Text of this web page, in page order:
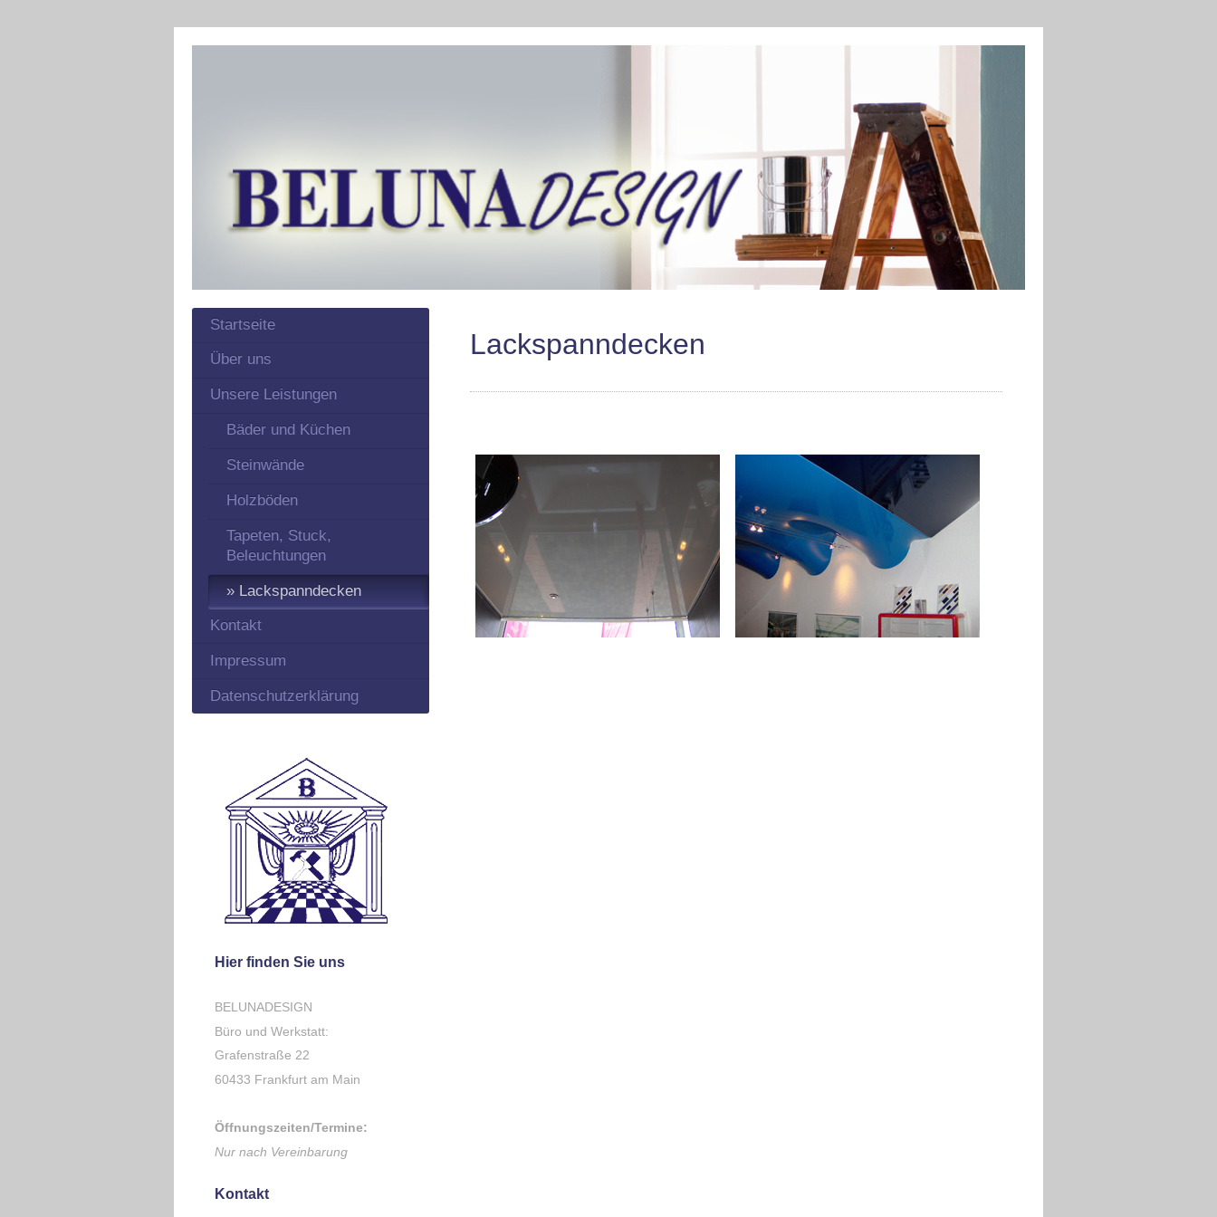
Lackspanndecken
Startseite
Über uns
Unsere Leistungen
Bäder und Küchen
Steinwände
Holzböden
Tapeten, Stuck,
Beleuchtungen
Lackspanndecken
Kontakt
Impressum
Datenschutzerklärung
Hier finden Sie uns
BELUNADESIGN
Büro und Werkstatt:
Grafenstraße 22
60433 Frankfurt am Main
Öffnungszeiten/Termine:
Nur nach Vereinbarung
Kontakt